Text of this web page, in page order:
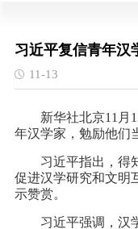
习近平复信青年汉
11-13
新华社北京11月
年汉学家，勉励他们
习近平指出，得
促进汉学研究和文明
示赞赏。
习近平强调，汉